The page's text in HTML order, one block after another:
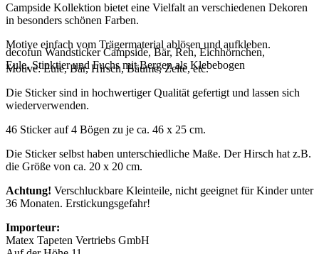
decofun Wandsticker Campside, Bär, Reh, Eichhörnchen,
Eule, Stinktier und Fuchs mit Bergen als Klebebogen
Campside Kollektion bietet eine Vielfalt an verschiedenen Dekoren
in besonders schönen Farben.
Motive einfach vom Trägermaterial ablösen und aufkleben.
Motive: Eule, Bär, Hirsch, Bäume, Zelte, etc.
Die Sticker sind in hochwertiger Qualität gefertigt und lassen sich
wiederverwenden.
46 Sticker auf 4 Bögen zu je ca. 46 x 25 cm.
Die Sticker selbst haben unterschiedliche Maße. Der Hirsch hat z.B.
die Größe von ca. 20 x 20 cm.
Achtung! Verschluckbare Kleinteile, nicht geeignet für Kinder unter
36 Monaten. Erstickungsgefahr!
Importeur:
Matex Tapeten Vertriebs GmbH